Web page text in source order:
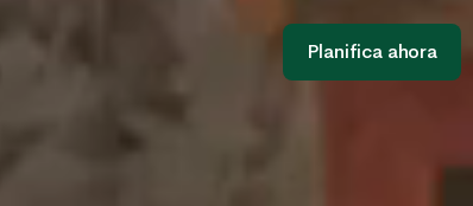
Planifica ahora